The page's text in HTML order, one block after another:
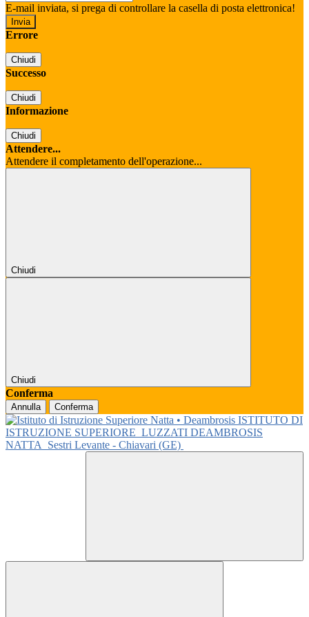
E-mail inviata, si prega di controllare la casella di posta elettronica!
Errore
Chiudi
Successo
Chiudi
Informazione
Chiudi
Attendere...
Attendere il completamento dell'operazione...
Chiudi
Chiudi
Conferma
Annulla Conferma
ISTITUTO DI
ISTRUZIONE SUPERIORE LUZZATI DEAMBROSIS
NATTA
Sestri Levante - Chiavari (GE)